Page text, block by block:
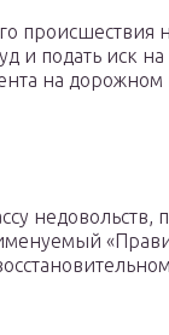
происшествия
и подать иск
на дорожном
недовольств,